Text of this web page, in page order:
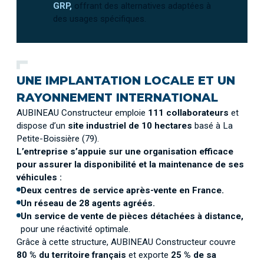
GRP, offrant des alternatives adaptées à
des usages spécifiques.
UNE IMPLANTATION LOCALE ET UN
RAYONNEMENT INTERNATIONAL
AUBINEAU Constructeur emploie 111 collaborateurs et
dispose d’un site industriel de 10 hectares basé à La
Petite-Boissière (79).
L’entreprise s’appuie sur une organisation efficace
pour assurer la disponibilité et la maintenance de ses
véhicules :
Deux centres de service après-vente en France.
Un réseau de 28 agents agréés.
Un service de vente de pièces détachées à distance,
pour une réactivité optimale.
Grâce à cette structure, AUBINEAU Constructeur couvre
80 % du territoire français et exporte 25 % de sa